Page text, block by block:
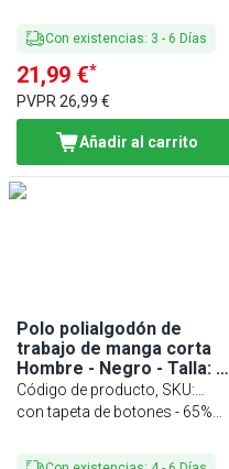
Con existencias: 3 - 6 Días
21,99 €*
PVPR 26,99 €
Añadir al carrito
Polo polialgodón de
trabajo de manga corta
Hombre - Negro - Talla: XL
- Personalizable
Código de producto, SKU:
HPSXLPW-S
con tapeta de botones - 65%